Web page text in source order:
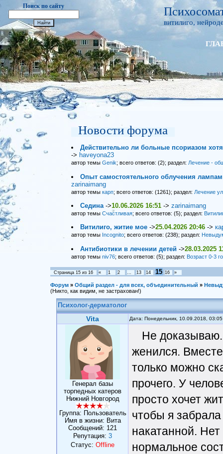
Поиск по сайту
витилиго,
Новости форума
Действительно ли больные псориазом
-> haveyona23
автор темы Genik; всего ответов: (2); раздел: Лечение -
Опыт самостоятельного облучения
zarinaimang
автор темы карп; всего ответов: (1261); раздел: Лечение
Седина ->10.06.2026 16:51 ->zarinaimang
автор темы Счастливая; всего ответов: (5); раздел:
Витилиго, житие мое ->25.04.2026 20:46 ->
автор темы Incognito; всего ответов: (238); раздел:
Антибиотики в лечении детей ->28.03.2025
автор темы niv76; всего ответов: (5); раздел: Возраст 0-3
Страница 15 из 16 « 1 2 … 13 14 15 16 »
Форум » Общий раздел - для всех, объединительный »
(Никто, как видим, не застрахован!)
Психолог-дерматолог
Vita Дата: Понедельник, 10.09.2018,
Генерал базы
торпедных катеров
Нижний Новгород
Группа: Пользователь
Имя в жизни: Вита
Сообщений: 121
Репутация: 3
Статус: Offline
Не
женился.
только можно
прочего. У
просто хочет
чтобы я
накатанной.
нормальное